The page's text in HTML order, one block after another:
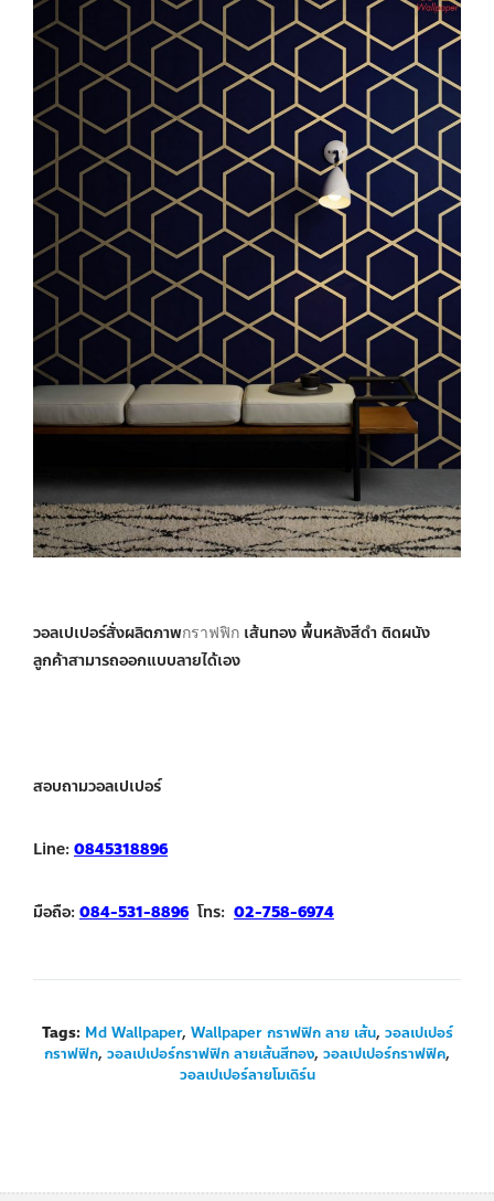
วอลเปเปอร์สั่งผลิตภาพกราฟฟิก เส้นทอง พื้นหลังสีดำ ติดผนัง
ลูกค้าสามารถออกแบบลายได้เอง
สอบถามวอลเปเปอร์
Line: 0845318896
มือถือ: 084-531-8896 โทร: 02-758-6974
Tags: Md Wallpaper, Wallpaper กราฟฟิก ลาย เส้น, วอลเปเปอร์
กราฟฟิก, วอลเปเปอร์กราฟฟิก ลายเส้นสีทอง, วอลเปเปอร์กราฟฟิค,
วอลเปเปอร์ลายโมเดิร์น